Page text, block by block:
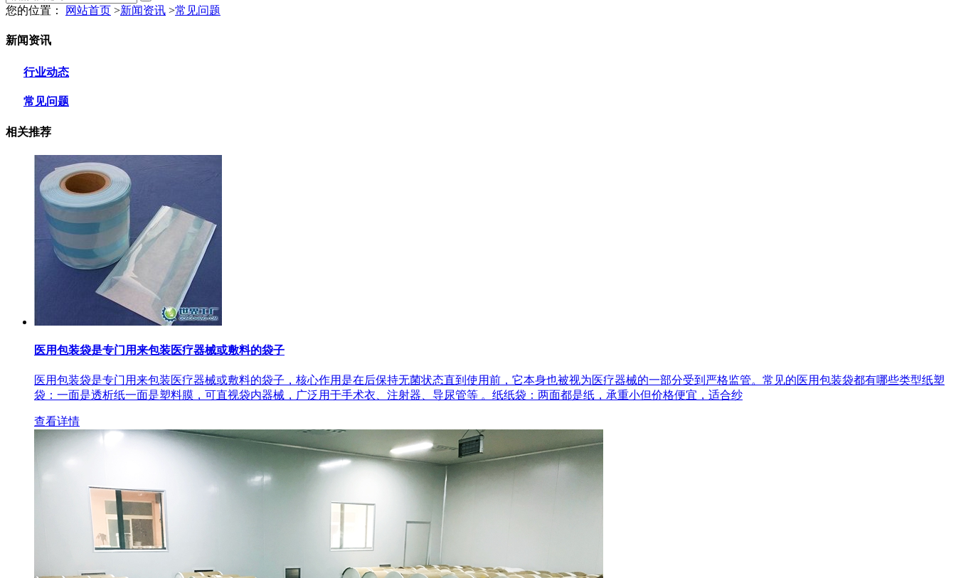
您的位置： 网站首页 >新闻资讯 >常见问题
新闻资讯
行业动态
常见问题
相关推荐
医用包装袋‌是专门用来包装医疗器械或敷料的袋子
医用包装袋‌是专门用来包装医疗器械或敷料的袋子，核心作用是在后‌保持无菌状态‌直到使用前，它本身也被视为医疗器械的一部分受到严格监管。常见的医用包装袋都有哪些类型‌纸塑
袋‌：一面是透析纸一面是塑料膜，可直视袋内器械，广泛用于手术衣、注射器、导尿管等 。‌纸纸袋‌：两面都是纸，承重小但价格便宜，适合纱
查看详情